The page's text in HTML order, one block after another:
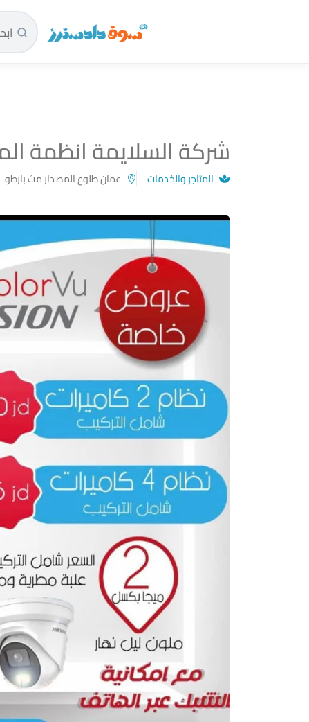
سوق دادسترز الرئيسية
شركة السلايمة انظمة
المتاجر والخدمات عمان طلوع المصدار مث بارطو